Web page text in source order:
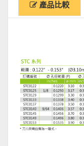
產品比較